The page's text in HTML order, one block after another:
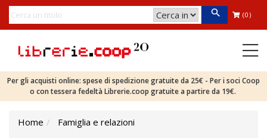
(0)
Per gli acquisti online: spese di spedizione gratuite da 25€ - Per i soci Coop
o con tessera fedeltà Librerie.coop gratuite a partire da 19€.
Home
Famiglia e relazioni